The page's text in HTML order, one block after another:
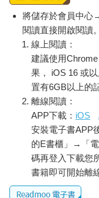
將儲存於會員中心
閱讀直接開啟閱讀。
線上閱讀：
建議使用
果， iOS 16 或
置有6GB以上的
離線閱讀：
APP下載： iOS
安裝電子書APP
的E書櫃」→「
碼再登入下載您
書籍即可開始離